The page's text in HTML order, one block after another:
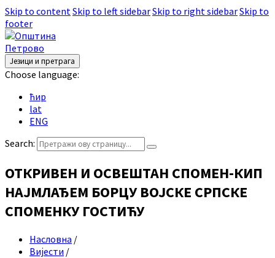
Skip to contentSkip to left sidebarSkip to right sidebarSkip to
footer
Језици и претрага
Choose language:
ћир
lat
ENG
Search:
ОТКРИВЕН И ОСВЕШТАН СПОМЕН-КИП
НАЈМЛАЂЕМ БОРЦУ ВОЈСКЕ СРПСКЕ
СПОМЕНКУ ГОСТИЋУ
Насловна /
Вијести /